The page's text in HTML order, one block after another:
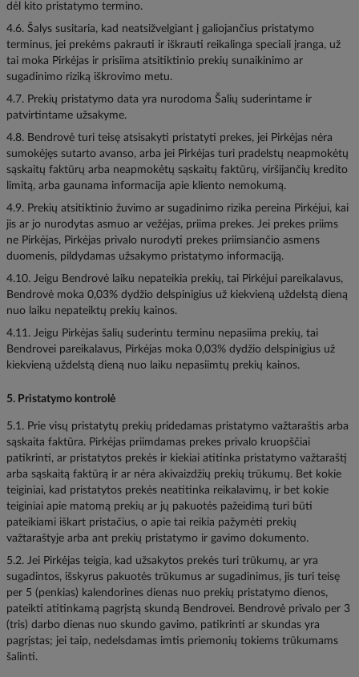
dėl kito pristatymo termino.
4.6. Šalys susitaria, kad neatsižvelgiant į galiojančius pristatymo
terminus, jei prekėms pakrauti ir iškrauti reikalinga speciali įranga, už
tai moka Pirkėjas ir prisiima atsitiktinio prekių sunaikinimo ar
sugadinimo riziką iškrovimo metu.
4.7. Prekių pristatymo data yra nurodoma Šalių suderintame ir
patvirtintame užsakyme.
4.8. Bendrovė turi teisę atsisakyti pristatyti prekes, jei Pirkėjas nėra
sumokėjęs sutarto avanso, arba jei Pirkėjas turi pradelstų neapmokėtų
sąskaitų faktūrų arba neapmokėtų sąskaitų faktūrų, viršijančių kredito
limitą, arba gaunama informacija apie kliento nemokumą.
4.9. Prekių atsitiktinio žuvimo ar sugadinimo rizika pereina Pirkėjui, kai
jis ar jo nurodytas asmuo ar vežėjas, priima prekes. Jei prekes priims
ne Pirkėjas, Pirkėjas privalo nurodyti prekes priimsiančio asmens
duomenis, pildydamas užsakymo pristatymo informaciją.
4.10. Jeigu Bendrovė laiku nepateikia prekių, tai Pirkėjui pareikalavus,
Bendrovė moka 0,03% dydžio delspinigius už kiekvieną uždelstą dieną
nuo laiku nepateiktų prekių kainos.
4.11. Jeigu Pirkėjas šalių suderintu terminu nepasiima prekių, tai
Bendrovei pareikalavus, Pirkėjas moka 0,03% dydžio delspinigius už
kiekvieną uždelstą dieną nuo laiku nepasiimtų prekių kainos.
5. Pristatymo kontrolė
5.1. Prie visų pristatytų prekių pridedamas pristatymo važtaraštis arba
sąskaita faktūra. Pirkėjas priimdamas prekes privalo kruopščiai
patikrinti, ar pristatytos prekės ir kiekiai atitinka pristatymo važtaraštį
arba sąskaitą faktūrą ir ar nėra akivaizdžių prekių trūkumų. Bet kokie
teiginiai, kad pristatytos prekės neatitinka reikalavimų, ir bet kokie
teiginiai apie matomą prekių ar jų pakuotės pažeidimą turi būti
pateikiami iškart pristačius, o apie tai reikia pažymėti prekių
važtaraštyje arba ant prekių pristatymo ir gavimo dokumento.
5.2. Jei Pirkėjas teigia, kad užsakytos prekės turi trūkumų, ar yra
sugadintos, išskyrus pakuotės trūkumus ar sugadinimus, jis turi teisę
per 5 (penkias) kalendorines dienas nuo prekių pristatymo dienos,
pateikti atitinkamą pagrįstą skundą Bendrovei. Bendrovė privalo per 3
(tris) darbo dienas nuo skundo gavimo, patikrinti ar skundas yra
pagrįstas; jei taip, nedelsdamas imtis priemonių tokiems trūkumams
šalinti.